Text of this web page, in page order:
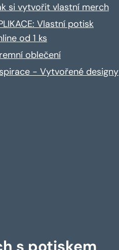
si vytvořit vlastní merch
Vlastní potisk
od 1 ks
oblečení
- Vytvořené designy